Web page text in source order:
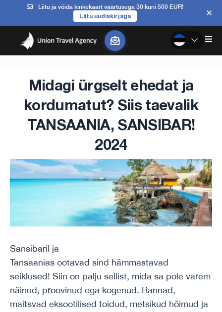
Liitu ja võida kinkekaart väärtusega 30 kuni 500 EUR!
Liitu uudiskirjaga
Midagi ürgselt ehedat ja
kordumatut? Siis taevalik
TANSAANIA, SANSIBAR!
2024
Sansibaril ja
Tansaanias ootavad sind hämmastavad
seiklused! Siin on palju sellist, mida sa pole varem
näinud, proovinud ega kogenud. Rannad,
maitsvad eksootilised toidud, metsikud hõimud ja